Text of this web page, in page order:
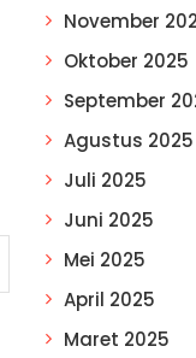
November
Oktober 2025
September
Agustus 2025
Juli 2025
Juni 2025
Mei 2025
April 2025
Maret 2025